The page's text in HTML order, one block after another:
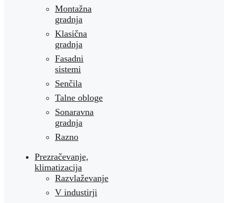
Montažna
gradnja
Klasična
gradnja
Fasadni
sistemi
Senčila
Talne obloge
Sonaravna
gradnja
Razno
Prezračevanje,
klimatizacija
Razvlaževanje
V industirji